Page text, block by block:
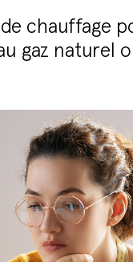
chauffage
gaz naturel